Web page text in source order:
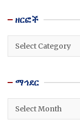
ዘርፎች
ዘርፎች
ማኅደር
ማኅደር